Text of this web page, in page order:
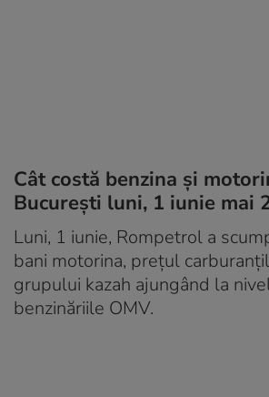
Cât costă benzina și
București luni, 1 iunie mai
Luni, 1 iunie, Rompetrol a
bani motorina, prețul
grupului kazah ajungând la
benzinăriile OMV.